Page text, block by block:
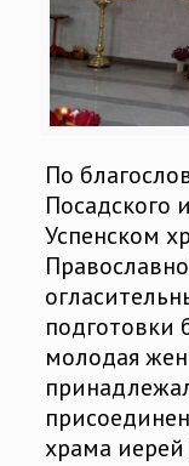
По
Посадского
Успенском
подготовки
молодая
храма